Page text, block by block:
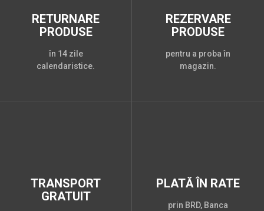
RETURNARE
PRODUSE
în 14 zile
calendaristice.
REZERVARE
PRODUSE
pentru a proba în
magazin.
TRANSPORT
GRATUIT
PLATĂ ÎN RATE
prin BRD, Banca